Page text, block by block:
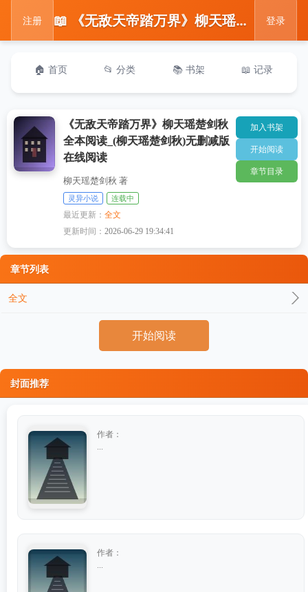
注册 📖 《无敌天帝踏万界》柳天瑶楚剑秋全本阅读_(柳天瑶楚剑秋)无删减版在线阅读 登录
🏠 首页 📂 分类 📚 书架 📖 记录
《无敌天帝踏万界》柳天瑶楚剑秋
全本阅读_(柳天瑶楚剑秋)无删减版
在线阅读
柳天瑶楚剑秋 著
灵异小说 连载中
最近更新：全文
更新时间：2026-06-29 19:34:41
加入书架
开始阅读
章节目录
章节列表
全文
开始阅读
封面推荐
作者：
作者：